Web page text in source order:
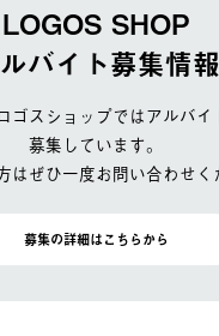
LOGOS SHOP
バイト募集情報
ゴスショップではアルバイ
募集しています。
はぜひ一度お問い合わせく
募集の詳細はこちらから